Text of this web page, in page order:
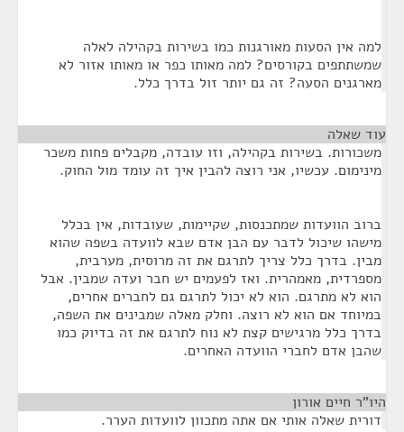
למה אין הסעות מאורגנות כמו בשירות בקהילה לאלה
שמשתתפים בקורסים? למה מאותו כפר או מאותו אזור לא
מארגנים הסעה? זה גם יותר זול בדרך כלל.
עוד שאלה
משכורות. בשירות בקהילה, וזו עובדה, מקבלים פחות משכר
מינימום. עכשיו, אני רוצה להבין איך זה עומד מול החוק.
ברוב הוועדות שמתכנסות, שקיימות, שעובדות, אין בכלל
מישהו שיכול לדבר עם הבן אדם שבא לוועדה בשפה שהוא
מבין. בדרך כלל צריך לתרגם את זה מרוסית, מערבית,
מספרדית, מאמהרית. ואז לפעמים יש חבר ועדה שמבין. אבל
הוא לא מתרגם. הוא לא יכול לתרגם גם לחברים אחרים,
במיוחד אם הוא לא רוצה. וחלק מאלה שמבינים את השפה,
בדרך כלל מרגישים קצת לא נוח לתרגם את זה בדיוק כמו
שהבן אדם לחברי הוועדה האחרים.
היו"ר חיים אורון
דורית שאלה אותי אם אתה מתכוון לוועדות הערר.